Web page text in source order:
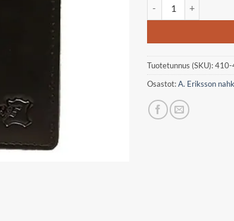
Tuotetunnus (SKU):410-
Osastot:A. Eriksson